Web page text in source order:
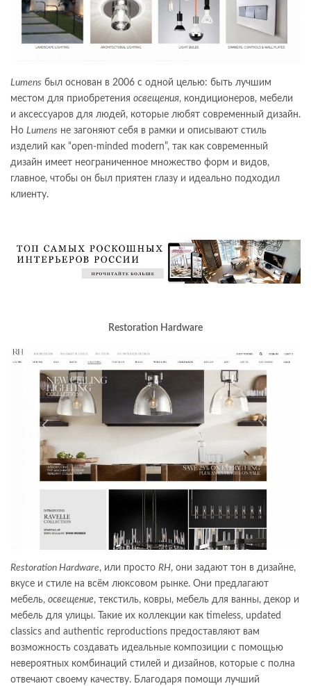
Lumens был основан в 2006 с одной целью: быть лучшим
местом для приобретения освещения, кондиционеров, мебели
и аксессуаров для людей, которые любят современный дизайн.
Но Lumens не загоняют себя в рамки и описывают стиль
изделий как “open-minded modern”, так как современный
дизайн имеет неограниченное множество форм и видов,
главное, чтобы он был приятен глазу и идеально подходил
клиенту.
Restoration Hardware
Restoration Hardware, или просто RH, они задают тон в дизайне,
вкусе и стиле на всём люксовом рынке. Они предлагают
мебель, освещение, текстиль, ковры, мебель для ванны, декор и
мебель для улицы. Такие их коллекции как timeless, updated
classics and authentic reproductions предоставляют вам
возможность создавать идеальные композиции с помощью
невероятных комбинаций стилей и дизайнов, которые с полна
отвечают своему качеству. Благодаря помощи лучший